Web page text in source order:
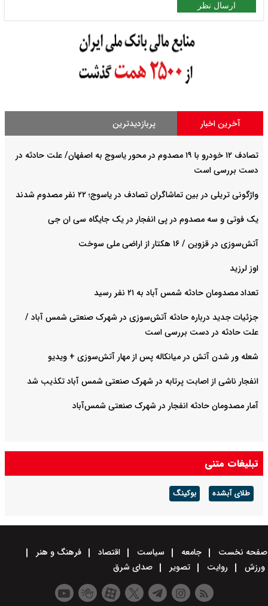
ارسال نظر
آخرین اخبار پربازدیدترین
تصادف ۱۲ خودرو با ۱۹ مصدوم در محور یاسوج به اصفهان/ علت حادثه در
دست بررسی است
واژگونی تریلی در بین تماشاگران تصادف در یاسوج؛ ۲۲ نفر مصدوم شدند
یک فوتی و سه مصدوم در پی انفجار در یک جایگاه سی ان جی
آتش‌سوزی در قزوین / ۱۶ هکتار از اراضی ملی سوخت
اوز لرزید
تعداد مصدومان حادثه شمس آباد به ۲۱ نفر رسید
جزئیات جدید درباره حادثه آتش‌سوزی در شهرک صنعتی شمس آباد /
علت حادثه در دست بررسی است
شعله ور شدن آتش در میانکاله پس از مهار آتش‌سوزی + ویدیو
انفجار ناشی از اصابت پرتابه در شهرک صنعتی شمس آباد تکذیب شد
آمار مصدومان حادثه انفجار در شهرک صنعتی شمس‌آباد
تبلیغات متنی
طلای آبشده بوکینگ
صفحه نخست جامعه سیاست اقتصاد
فرهنگ و هنر
ورزش
روایت تصویر صدای شرق